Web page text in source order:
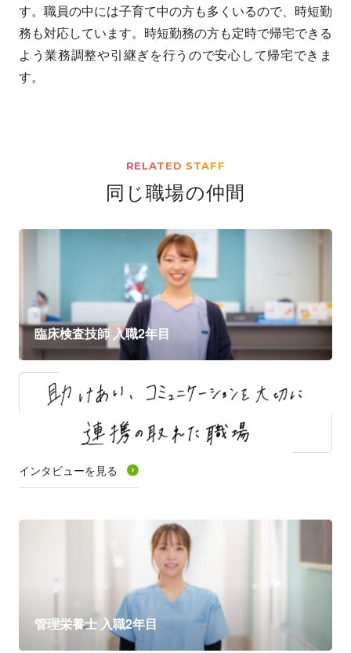
す。職員の中には子育て中の方も多くいるので、時短勤
務も対応しています。時短勤務の方も定時で帰宅できる
よう業務調整や引継ぎを行うので安心して帰宅できま
す。
RELATED STAFF
同じ職場の仲間
臨床検査技師 入職2年目
インタビューを見る
管理栄養士 入職2年目